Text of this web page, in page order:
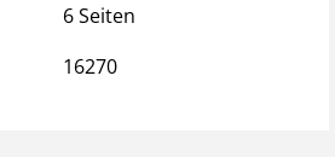
6 Seiten
16270